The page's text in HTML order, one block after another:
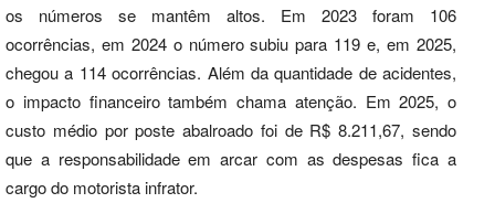
os números se mantêm altos. Em 2023 foram 106
ocorrências, em 2024 o número subiu para 119 e, em 2025,
chegou a 114 ocorrências. Além da quantidade de acidentes,
o impacto financeiro também chama atenção. Em 2025, o
custo médio por poste abalroado foi de R$ 8.211,67, sendo
que a responsabilidade em arcar com as despesas fica a
cargo do motorista infrator.